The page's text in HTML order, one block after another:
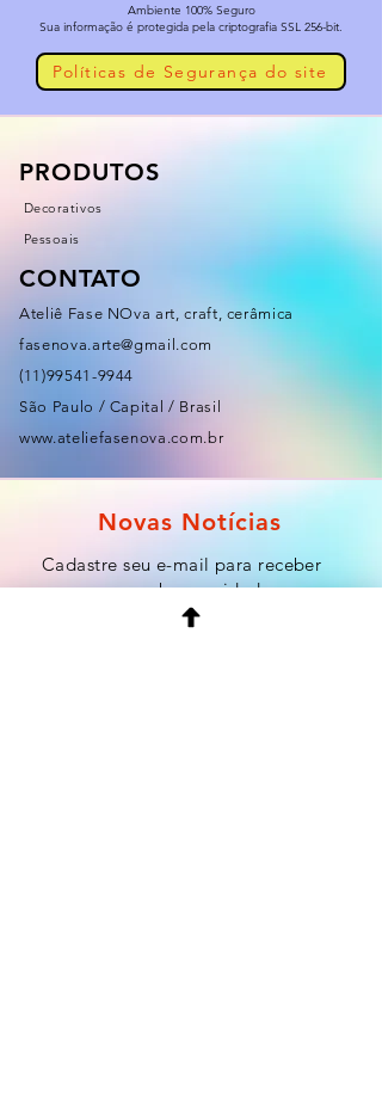
Ambiente 100% Seguro
Sua informação é protegida pela criptografia SSL 256-bit.
Políticas de Segurança do site
PRODUTOS
Decorativos
Pessoais
CONTATO
Ateliê Fase NOva art, craft, cerâmica
fasenova.arte@gmail.com
(11)99541-9944
São Paulo / Capital / Brasil
www.ateliefasenova.com.br
Novas Notícias
Cadastre seu e-mail para receber
mensagens sobre novidades.